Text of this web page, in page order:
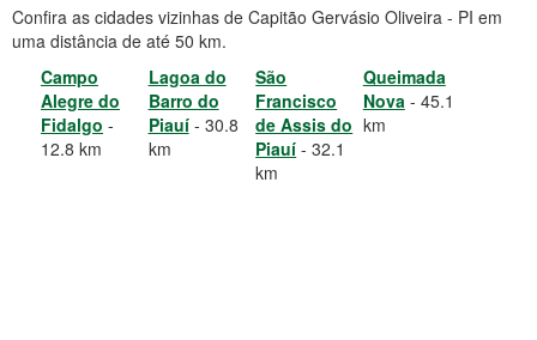
Confira as cidades vizinhas de Capitão Gervásio Oliveira - PI em
uma distância de até 50 km.
Campo
Alegre do
Fidalgo -
12.8 km
Lagoa do
Barro do
Piauí- 30.8
km
São
Francisco
de Assis do
Piauí - 32.1
km
Queimada
Nova- 45.1
km